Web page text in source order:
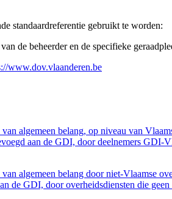
standaardreferentie gebruikt te worden:
de beheerder en de specifieke
www.dov.vlaanderen.be
algemeen belang, op niveau van
aan de GDI, door deelnemers GDI-
algemeen belang door niet-Vlaamse
de GDI, door overheidsdiensten die